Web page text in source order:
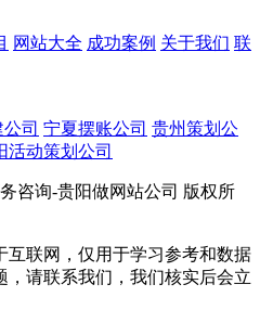
网站大全 成功案例 关于我们 联
司 宁夏摆账公司 贵州策划公
活动策划公司
咨询-贵阳做网站公司 版权所
互联网，仅用于学习参考和数据
请联系我们，我们核实后会立